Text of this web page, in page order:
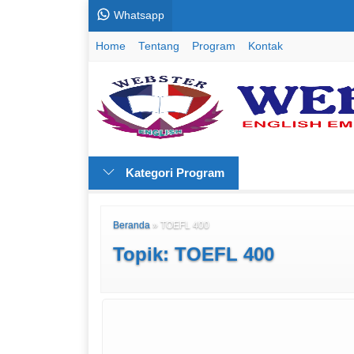
Whatsapp
Home Tentang Program Kontak
Kategori Program
Beranda » TOEFL 400
Topik: TOEFL 400